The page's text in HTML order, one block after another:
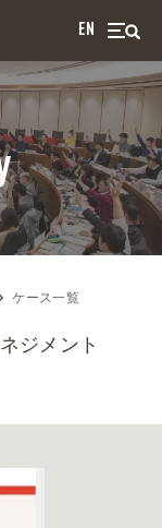
EN
ケース一覧
ジメント